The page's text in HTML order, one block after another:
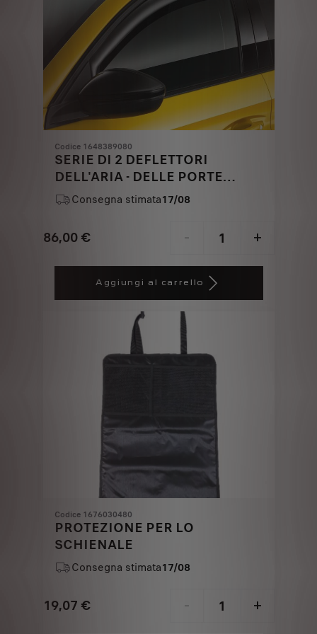
Codice 1648389080
SERIE DI 2 DEFLETTORI
DELL'ARIA - DELLE PORTE
ANTERIORI
Consegna stimata17/08
86,00 €
Price
- +
Quantity
Aggiungi al carrello
Codice 1676030480
PROTEZIONE PER LO
SCHIENALE
Consegna stimata17/08
19,07 €
Price
- +
Quantity